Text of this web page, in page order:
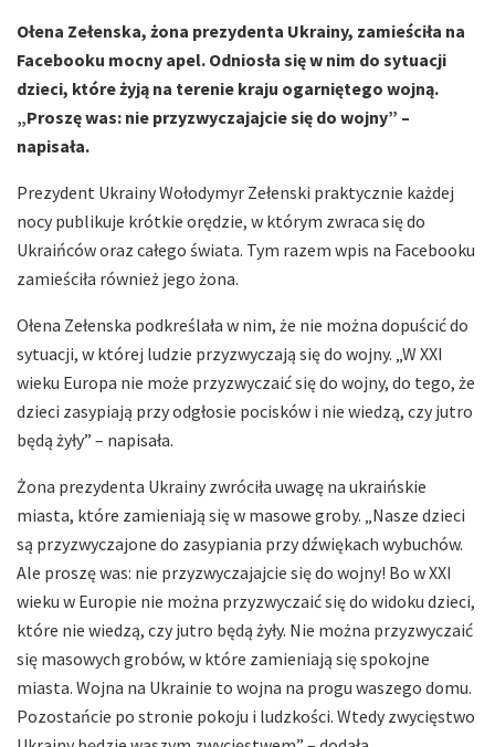
Ołena Zełenska, żona prezydenta Ukrainy, zamieściła na
Facebooku mocny apel. Odniosła się w nim do sytuacji
dzieci, które żyją na terenie kraju ogarniętego wojną.
„Proszę was: nie przyzwyczajajcie się do wojny” –
napisała.
Prezydent Ukrainy Wołodymyr Zełenski praktycznie każdej
nocy publikuje krótkie orędzie, w którym zwraca się do
Ukraińców oraz całego świata. Tym razem wpis na Facebooku
zamieściła również jego żona.
Ołena Zełenska podkreślała w nim, że nie można dopuścić do
sytuacji, w której ludzie przyzwyczają się do wojny. „W XXI
wieku Europa nie może przyzwyczaić się do wojny, do tego, że
dzieci zasypiają przy odgłosie pocisków i nie wiedzą, czy jutro
będą żyły” – napisała.
Żona prezydenta Ukrainy zwróciła uwagę na ukraińskie
miasta, które zamieniają się w masowe groby. „Nasze dzieci
są przyzwyczajone do zasypiania przy dźwiękach wybuchów.
Ale proszę was: nie przyzwyczajajcie się do wojny! Bo w XXI
wieku w Europie nie można przyzwyczaić się do widoku dzieci,
które nie wiedzą, czy jutro będą żyły. Nie można przyzwyczaić
się masowych grobów, w które zamieniają się spokojne
miasta. Wojna na Ukrainie to wojna na progu waszego domu.
Pozostańcie po stronie pokoju i ludzkości. Wtedy zwycięstwo